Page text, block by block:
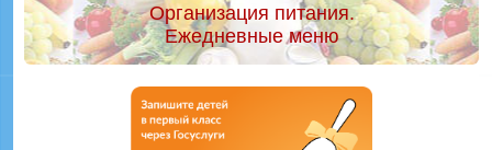
Организация питания.
Ежедневные меню